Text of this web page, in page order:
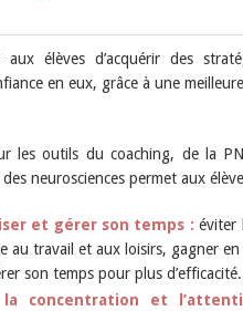
élèves d’acquérir des
en eux, grâce à une
les outils du coaching, de la
neurosciences permet aux
et gérer son temps : éviter
au travail et aux loisirs, gagner
son temps pour plus d’efficacité.
la concentration et